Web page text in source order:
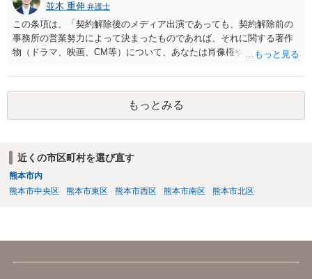
並木 重伸 弁護士
この条項は、「契約解除後のメディア出演であっても、契約解除前の
事務所の営業努力によって決まったものであれば、それに関する著作
物（ドラマ、映画、CM等）について、あなたは肖像権やパブリシティ
う意味と思われます。 事務所が獲得した仕事から生じる権利を、解除
後も事務所が管理すること自体には合理性がある場合もあります。し
かし「事務所に帰属する」という表現は、本来他人に譲渡できるもの
ではない肖像権等が事務所に渡ってしまうかのようにも読め、あなた
所と協議することをお勧めします。
もっとみる
近くの市区町村を選び直す
熊本市内
熊本市中央区
熊本市東区 熊本市西区 熊本市南区 熊本市北区